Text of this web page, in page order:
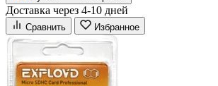
Доставка через 4-10 дней
Сравнить Избранное